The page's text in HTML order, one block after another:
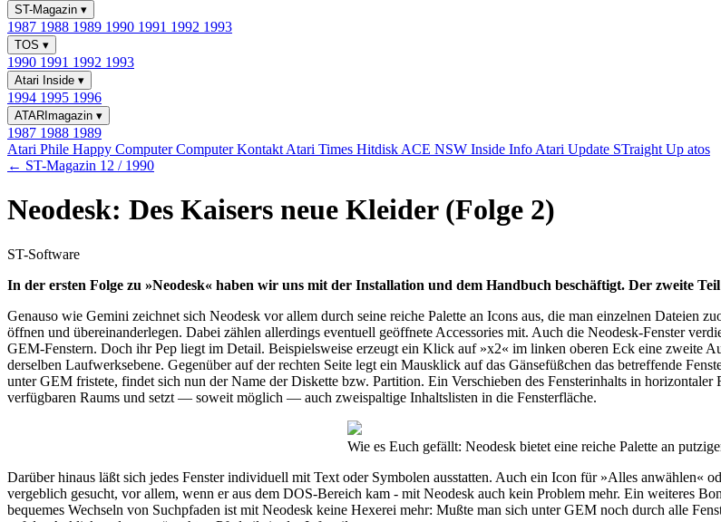
ST-Magazin ▾
1987 1988 1989 1990 1991 1992 1993
TOS ▾
1990 1991 1992 1993
Atari Inside ▾
1994 1995 1996
ATARImagazin ▾
1987 1988 1989
Atari Phile Happy ComputerComputer Kontakt Atari Times Hitdisk ACE NSW Inside Info Atari Update STraight Up atos
← ST-Magazin 12 / 1990
Neodesk: Des Kaisers neue Kleider (Folge 2)
ST-Software
In der ersten Folge zu »Neodesk« haben wir uns mit der Installation und dem Handbuch beschäftigt. Der zweite
Genauso wie Gemini zeichnet sich Neodesk vor allem durch seine reiche Palette an Icons aus, die man einzelnen Dateien
öffnen und übereinanderlegen. Dabei zählen allerdings eventuell geöffnete Accessories mit. Auch die Neodesk-Fenster
GEM-Fenstern. Doch ihr Pep liegt im Detail. Beispielsweise erzeugt ein Klick auf »x2« im linken oberen Eck eine zweite
derselben Laufwerksebene. Gegenüber auf der rechten Seite legt ein Mausklick auf das Gänsefüßchen das betreffende
unter GEM fristete, findet sich nun der Name der Diskette bzw. Partition. Ein Verschieben des Fensterinhalts in
verfügbaren Raums und setzt — soweit möglich — auch zweispaltige Inhaltslisten in die Fensterfläche.
Wie es Euch gefällt: Neodesk bietet eine reiche Palette an
Darüber hinaus läßt sich jedes Fenster individuell mit Text oder Symbolen ausstatten. Auch ein Icon für »Alles anwählen«
vergeblich gesucht, vor allem, wenn er aus dem DOS-Bereich kam - mit Neodesk auch kein Problem mehr. Ein weiteres
bequemes Wechseln von Suchpfaden ist mit Neodesk keine Hexerei mehr: Mußte man sich unter GEM noch durch alle